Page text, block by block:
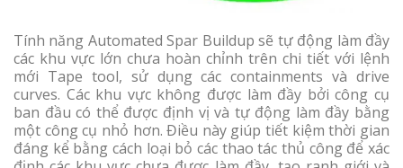
Tính năng Automated Spar Buildup sẽ tự động làm đầy
các khu vực lớn chưa hoàn chỉnh trên chi tiết với lệnh
mới Tape tool, sử dụng các containments và drive
curves. Các khu vực không được làm đầy bởi công cụ
ban đầu có thể được định vị và tự động làm đầy bằng
một công cụ nhỏ hơn. Điều này giúp tiết kiệm thời gian
đáng kể bằng cách loại bỏ các thao tác thủ công để xác